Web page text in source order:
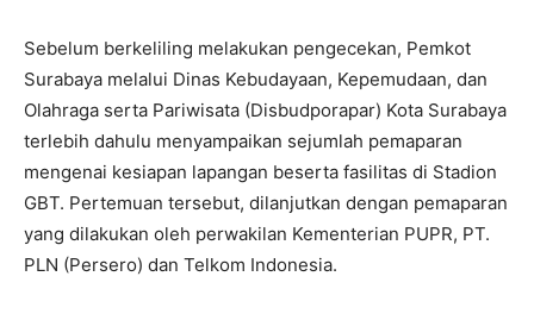
Sebelum berkeliling melakukan pengecekan, Pemkot
Surabaya melalui Dinas Kebudayaan, Kepemudaan, dan
Olahraga serta Pariwisata (Disbudporapar) Kota Surabaya
terlebih dahulu menyampaikan sejumlah pemaparan
mengenai kesiapan lapangan beserta fasilitas di Stadion
GBT. Pertemuan tersebut, dilanjutkan dengan pemaparan
yang dilakukan oleh perwakilan Kementerian PUPR, PT.
PLN (Persero) dan Telkom Indonesia.